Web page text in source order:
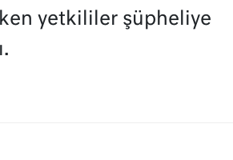
yetkililer şüpheliye